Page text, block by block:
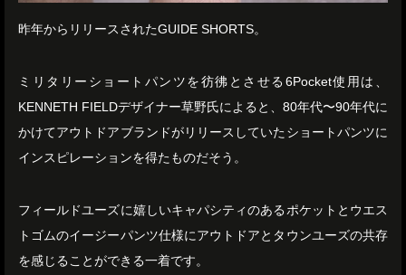
昨年からリリースされたGUIDE SHORTS。
ミリタリーショートパンツを彷彿とさせる6Pocket使用は、
KENNETH FIELDデザイナー草野氏によると、80年代〜90年代に
かけてアウトドアブランドがリリースしていたショートパンツに
インスピレーションを得たものだそう。
フィールドユーズに嬉しいキャパシティのあるポケットとウエス
トゴムのイージーパンツ仕様にアウトドアとタウンユーズの共存
を感じることができる一着です。